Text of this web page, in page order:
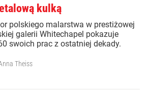
kulką
polskiego malarstwa w prestiżowej
galerii Whitechapel pokazuje
swoich prac z ostatniej dekady.
Theiss